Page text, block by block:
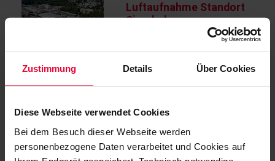
Zustimmung Details Über Cookies
Diese Webseite verwendet Cookies
Bei dem Besuch dieser Webseite werden
personenbezogene Daten verarbeitet und Cookies auf
Luftaufnahme Standort
Siershahn
Dateigröße: 242 KB |
Mogendorf
Dateigröße: 211 KB |
Dateiformat: jpg